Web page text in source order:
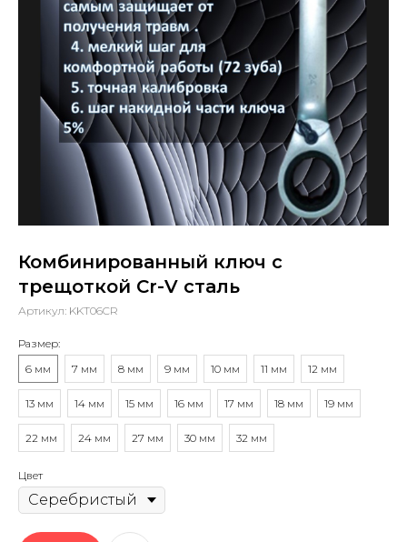
Комбинированный ключ с
трещоткой Cr-V сталь
Артикул: KKT06CR
Размер:
6 мм
7 мм 8 мм 9 мм 10 мм 11 мм 12 мм
13 мм 14 мм 15 мм 16 мм 17 мм 18 мм 19 мм
22 мм 24 мм 27 мм 30 мм 32 мм
Цвет